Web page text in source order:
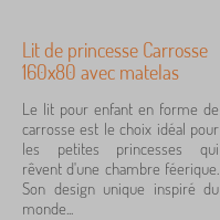
Lit de princesse Carrosse
160x80 avec matelas
Le lit pour enfant en forme de
carrosse est le choix idéal pour
les petites princesses qui
rêvent d'une chambre féerique.
Son design unique inspiré du
monde...